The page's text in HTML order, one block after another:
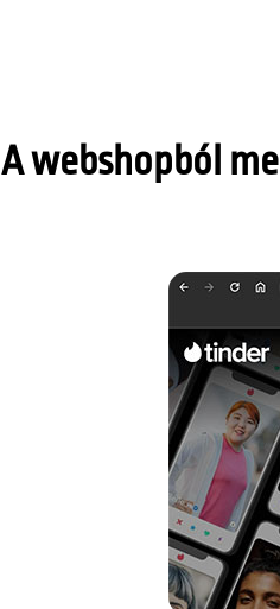
A webshopból